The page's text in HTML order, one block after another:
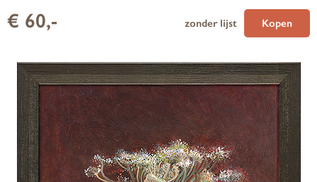
€ 60,- Kopen
zonder lijst